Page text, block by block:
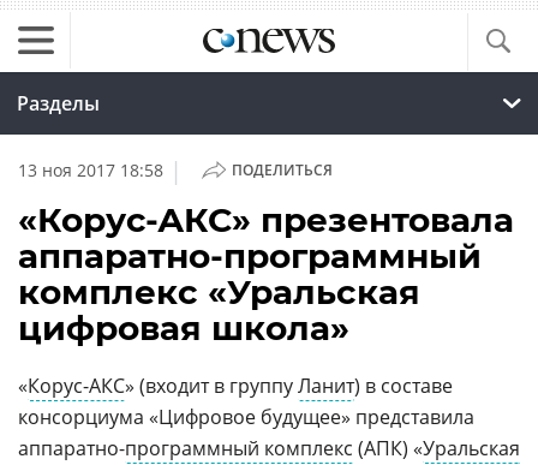
Разделы
13 ноя 2017 18:58 | ПОДЕЛИТЬСЯ
«Корус-АКС» презентовала
аппаратно-программный
комплекс «Уральская
цифровая школа»
«Корус-АКС» (входит в группуЛанит) в составе
консорциума «Цифровое будущее» представила
аппаратно-программный комплекс (АПК) «Уральская